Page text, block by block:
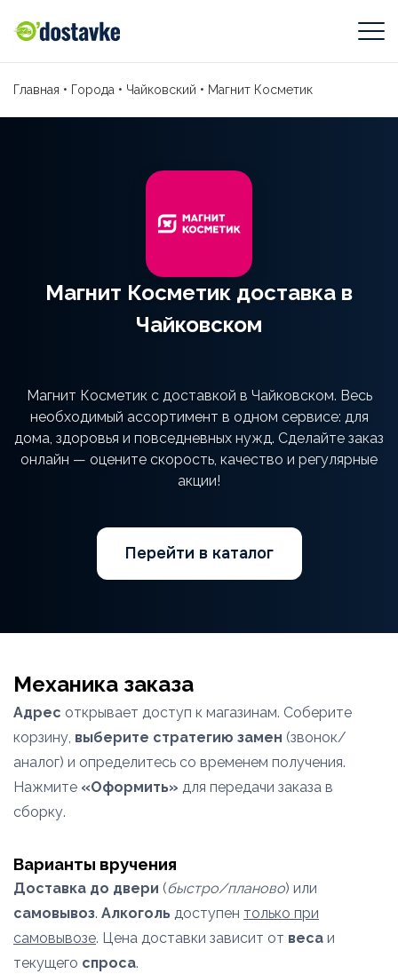
Главная • Города • Чайковский • Магнит Косметик
Магнит Косметик доставка в
Чайковском
Магнит Косметик с доставкой в Чайковском. Весь
необходимый ассортимент в одном сервисе: для
дома, здоровья и повседневных нужд. Сделайте заказ
онлайн — оцените скорость, качество и регулярные
акции!
Перейти в каталог
Механика заказа
Адрес открывает доступ к магазинам. Соберите
корзину, выберите стратегию замен (звонок/
аналог) и определитесь со временем получения.
Нажмите «Оформить» для передачи заказа в
сборку.
Варианты вручения
Доставка до двери (быстро/планово) или
самовывоз. Алкоголь доступен только при
самовывозе. Цена доставки зависит от веса и
текущего спроса.